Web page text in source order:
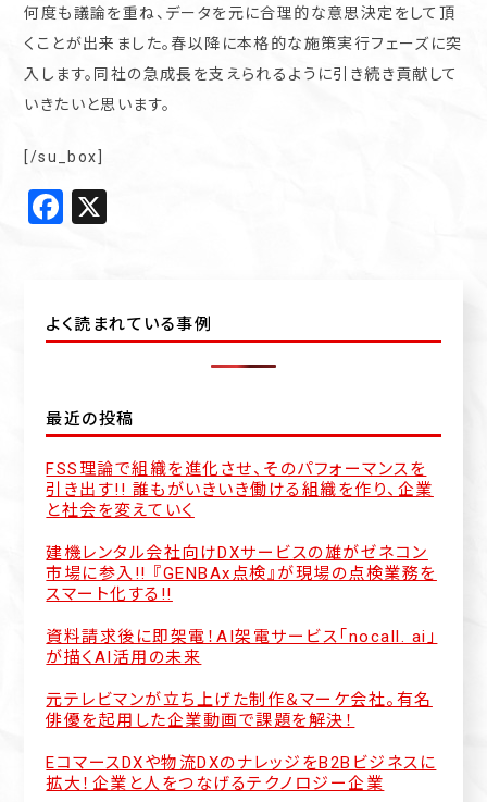
何度も議論を重ね、データを元に合理的な意思決定をして頂
くことが出来ました。春以降に本格的な施策実行フェーズに突
入します。同社の急成長を支えられるように引き続き貢献して
いきたいと思います。
[/su_box]
Facebook
よく読まれている事例
最近の投稿
FSS理論で組織を進化させ、そのパフォーマンスを
引き出す!! 誰もがいきいき働ける組織を作り、企業
と社会を変えていく
建機レンタル会社向けDXサービスの雄がゼネコン
市場に参入!! 『GENBAx点検』が現場の点検業務を
スマート化する!!
資料請求後に即架電！AI架電サービス「nocall. ai」
が描くAI活用の未来
元テレビマンが立ち上げた制作＆マーケ会社。有名
俳優を起用した企業動画で課題を解決！
EコマースDXや物流DXのナレッジをB2Bビジネスに
拡大！企業と人をつなげるテクノロジー企業